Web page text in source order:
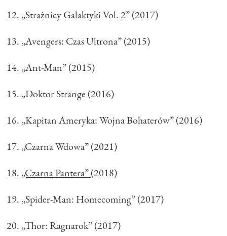
„Strażnicy Galaktyki Vol. 2” (2017)
„Avengers: Czas Ultrona” (2015)
„Ant-Man” (2015)
„Doktor Strange (2016)
„Kapitan Ameryka: Wojna Bohaterów” (2016)
„Czarna Wdowa” (2021)
„Czarna Pantera”(2018)
„Spider-Man: Homecoming” (2017)
„Thor: Ragnarok” (2017)